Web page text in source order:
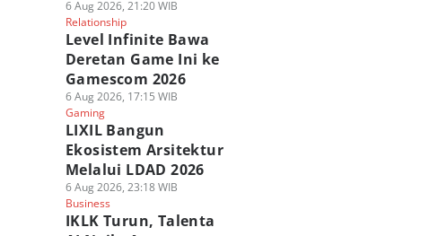
6 Aug 2026, 21:20 WIB
Relationship
Level Infinite Bawa
Deretan Game Ini ke
Gamescom 2026
6 Aug 2026, 17:15 WIB
Gaming
LIXIL Bangun
Ekosistem Arsitektur
Melalui LDAD 2026
6 Aug 2026, 23:18 WIB
Business
IKLK Turun, Talenta